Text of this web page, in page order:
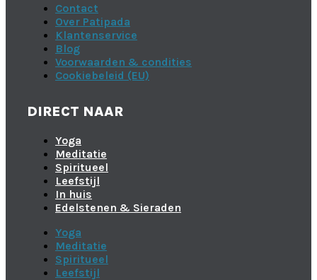
Contact
Over Patipada
Klantenservice
Blog
Voorwaarden & condities
Cookiebeleid (EU)
DIRECT NAAR
Yoga
Meditatie
Spiritueel
Leefstijl
In huis
Edelstenen & Sieraden
Yoga
Meditatie
Spiritueel
Leefstijl